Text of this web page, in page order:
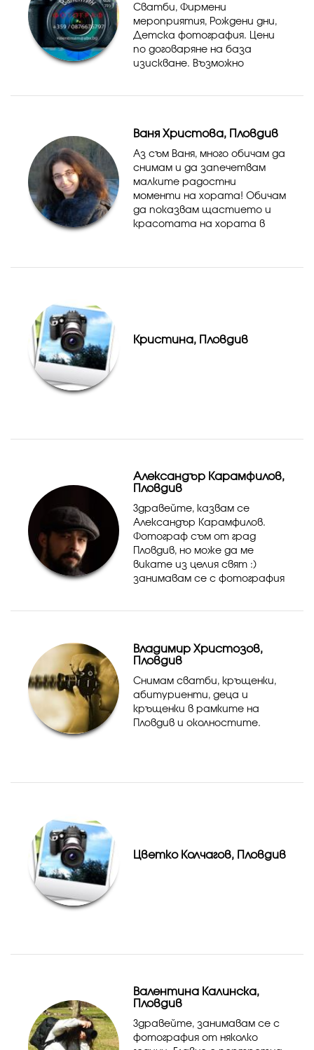
Сватби, Фирмени
мероприятия, Рождени дни,
Детска фотография. Цени
по договаряне на база
изискване. Възможно
хартиен носител или ка...
Ваня Христова, Пловдив
Аз съм Ваня, много обичам да
снимам и да запечетвам
малките радостни
моменти на хората! Обичам
да показвам щастието и
красотата на хората в
част и от вашите красиви,
Кристина, Пловдив
Александър Карамфилов,
Пловдив
Здравейте, казвам се
Александър Карамфилов.
Фотограф съм от град
Пловдив, но може да ме
викате из целия свят :)
занимавам се с фотография
портретната фотография.
За м...
Владимир Христозов,
Пловдив
Снимам сватби, кръщенки,
абитуриенти, деца и
кръщенки в рамките на
Пловдив и околностите.
Цветко Колчагов, Пловдив
Валентина Калинска,
Пловдив
Здравейте, занимавам се с
фотография от няколко